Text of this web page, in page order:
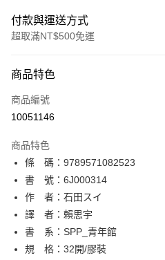
付款與運送方式
超取滿NT$500免運
信用卡一次付款
超商取貨付款
相關說明
【關於「AFTEE先享後付」】
AFTEE先享後付是「在收到商品之後才
便利好安心！
１．簡單：不需註冊會員、不需綁卡、不
２．便利：只要手機號碼，簡訊認證，即
３．安心：先確認商品／服務後，再付款
【「AFTEE先享後付」結帳流程】
ATM付款
運送方式
全家取貨付款
每筆NT$80，滿NT$500(含以上)免
商品特色
商品編號
10051146
商品特色
條 碼：9789571082523
書 號：6J000314
作 者：石田スイ
譯 者：賴思宇
書 系：SPP_青年館
規 格：32開/膠裝